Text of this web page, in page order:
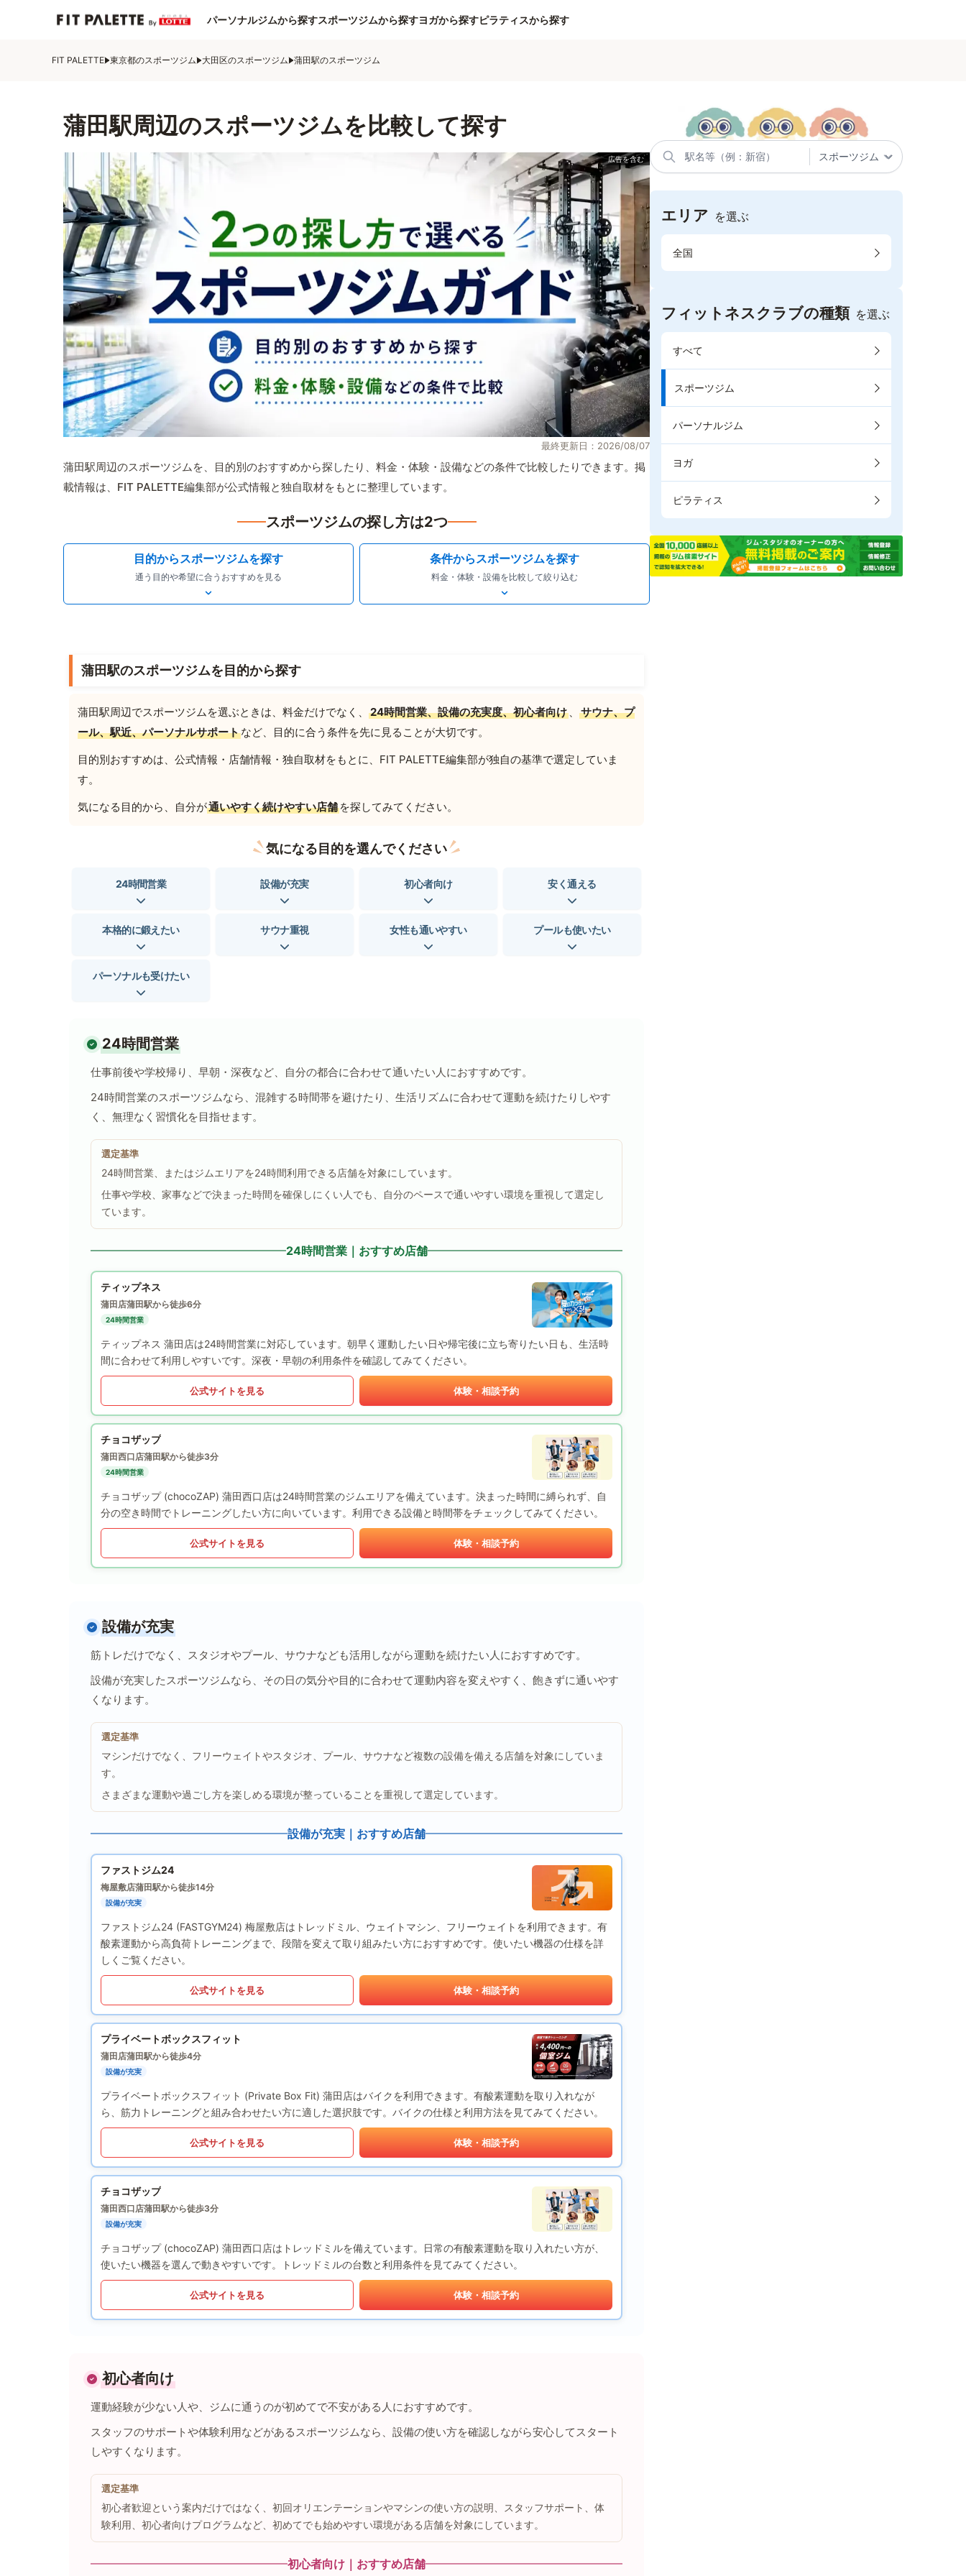
パーソナルジムから探すスポーツジムから探すヨガから探すピラティスから探す
FIT PALETTE 東京都のスポーツジム 大田区のスポーツジム 蒲田駅のスポーツジム
蒲田駅周辺のスポーツジムを比較して探す
最終更新日：2026/08/07
蒲田駅周辺のスポーツジムを、目的別のおすすめから探したり、料金・体験・設備などの条件で比較したりできます。掲
載情報は、FIT PALETTE編集部が公式情報と独自取材をもとに整理しています。
スポーツジムの探し方は2つ
目的からスポーツジムを探す
通う目的や希望に合うおすすめを見る
条件からスポーツジムを探す
料金・体験・設備を比較して絞り込む
蒲田駅のスポーツジムを目的から探す
蒲田駅周辺でスポーツジムを選ぶときは、料金だけでなく、 24時間営業、設備の充実度、初心者向け 、
サウナ、プ
ール、駅近、パーソナルサポートなど、目的に合う条件を先に見ることが大切です。
目的別おすすめは、公式情報・店舗情報・独自取材をもとに、FIT PALETTE編集部が独自の基準で選定していま
す。
気になる目的から、自分が通いやすく続けやすい店舗 を探してみてください。
気になる目的を選んでください
24時間営業 設備が充実 初心者向け 安く通える
本格的に鍛えたい サウナ重視 女性も通いやすい プールも使いたい
パーソナルも受けたい
24時間営業
仕事前後や学校帰り、早朝・深夜など、自分の都合に合わせて通いたい人におすすめです。
24時間営業のスポーツジムなら、混雑する時間帯を避けたり、生活リズムに合わせて運動を続けたりしやす
く、無理なく習慣化を目指せます。
選定基準
24時間営業、またはジムエリアを24時間利用できる店舗を対象にしています。
仕事や学校、家事などで決まった時間を確保しにくい人でも、自分のペースで通いやすい環境を重視して選定し
ています。
24時間営業｜おすすめ店舗
ティップネス
蒲田店蒲田駅から徒歩6分
24時間営業
ティップネス 蒲田店は24時間営業に対応しています。朝早く運動したい日や帰宅後に立ち寄りたい日も、生活時
間に合わせて利用しやすいです。深夜・早朝の利用条件を確認してみてください。
公式サイトを見る 体験・相談予約
チョコザップ
蒲田西口店蒲田駅から徒歩3分
24時間営業
チョコザップ (chocoZAP) 蒲田西口店は24時間営業のジムエリアを備えています。決まった時間に縛られず、自
分の空き時間でトレーニングしたい方に向いています。利用できる設備と時間帯をチェックしてみてください。
公式サイトを見る 体験・相談予約
設備が充実
筋トレだけでなく、スタジオやプール、サウナなども活用しながら運動を続けたい人におすすめです。
設備が充実したスポーツジムなら、その日の気分や目的に合わせて運動内容を変えやすく、飽きずに通いやす
くなります。
選定基準
マシンだけでなく、フリーウェイトやスタジオ、プール、サウナなど複数の設備を備える店舗を対象にしていま
す。
さまざまな運動や過ごし方を楽しめる環境が整っていることを重視して選定しています。
設備が充実｜おすすめ店舗
ファストジム24
梅屋敷店蒲田駅から徒歩14分
設備が充実
ファストジム24 (FASTGYM24) 梅屋敷店はトレッドミル、ウェイトマシン、フリーウェイトを利用できます。有
酸素運動から高負荷トレーニングまで、段階を変えて取り組みたい方におすすめです。使いたい機器の仕様を詳
しくご覧ください。
公式サイトを見る 体験・相談予約
プライベートボックスフィット
蒲田店蒲田駅から徒歩4分
設備が充実
プライベートボックスフィット (Private Box Fit) 蒲田店はバイクを利用できます。有酸素運動を取り入れなが
ら、筋力トレーニングと組み合わせたい方に適した選択肢です。バイクの仕様と利用方法を見てみてください。
公式サイトを見る 体験・相談予約
チョコザップ
蒲田西口店蒲田駅から徒歩3分
設備が充実
チョコザップ (chocoZAP) 蒲田西口店はトレッドミルを備えています。日常の有酸素運動を取り入れたい方が、
使いたい機器を選んで動きやすいです。トレッドミルの台数と利用条件を見てみてください。
公式サイトを見る 体験・相談予約
初心者向け
運動経験が少ない人や、ジムに通うのが初めてで不安がある人におすすめです。
スタッフのサポートや体験利用などがあるスポーツジムなら、設備の使い方を確認しながら安心してスタート
しやすくなります。
選定基準
初心者歓迎という案内だけではなく、初回オリエンテーションやマシンの使い方の説明、スタッフサポート、体
験利用、初心者向けプログラムなど、初めてでも始めやすい環境がある店舗を対象にしています。
初心者向け｜おすすめ店舗
エリア を選ぶ
全国
フィットネスクラブの種類 を選ぶ
すべて
スポーツジム
パーソナルジム
ヨガ
ピラティス